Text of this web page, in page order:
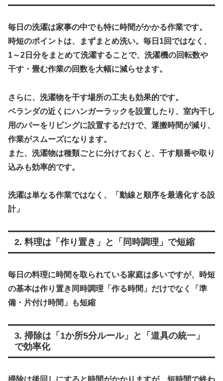
毎日の洗濯は家事の中でも特に時間がかかる作業です。
時短のポイントは、まずまとめ洗い。毎日1回ではなく、
1～2日分をまとめて洗濯することで、洗濯機の回転数や
干す・畳む作業の回数を大幅に減らせます。
さらに、洗濯物を干す場所の工夫も効果的です。
ベランダの近くにハンガーラックを設置したり、室内干し
用のバーをリビングに設置するだけで、運搬時間が減り、
作業がスムーズになります。
また、洗濯物は種類ごとに分けておくと、干す順番や取り
込みも効率的です。
洗濯は単なる作業ではなく、
「動線と順序を最適化する設
計」
2. 料理は「作り置き」と「同時調理」で短縮
毎日の料理に時間を取られている家庭は多いですが、時短
の基本は作り置き同時調理「作る時間」だけでなく「準
備・片付け時間」も短縮
3. 掃除は「1か所5分ルール」と「道具の統一」
で効率化